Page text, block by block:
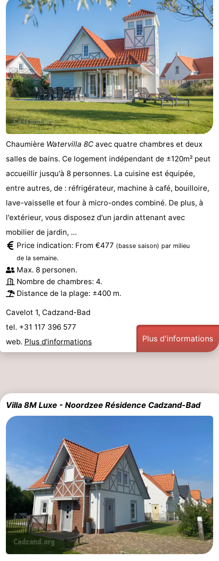
Contact
Chaumière Watervilla 8C avec quatre chambres et deux
salles de bains. Ce logement indépendant de ±120m² peut
accueillir jusqu'à 8 personnes. La cuisine est équipée,
entre autres, de : réfrigérateur, machine à café, bouilloire,
lave-vaisselle et four à micro-ondes combiné. De plus, à
l'extérieur, vous disposez d'un jardin attenant avec
mobilier de jardin, ...
Price indication: From €477 (basse saison) par milieu
de la semaine.
Max. 8 personen.
Nombre de chambres: 4.
Distance de la plage: ±400 m.
Cavelot 1, Cadzand-Bad
tel. +31 117 396 577
web. Plus d'informations Plus d'informations
Villa 8M Luxe - Noordzee Résidence Cadzand-Bad